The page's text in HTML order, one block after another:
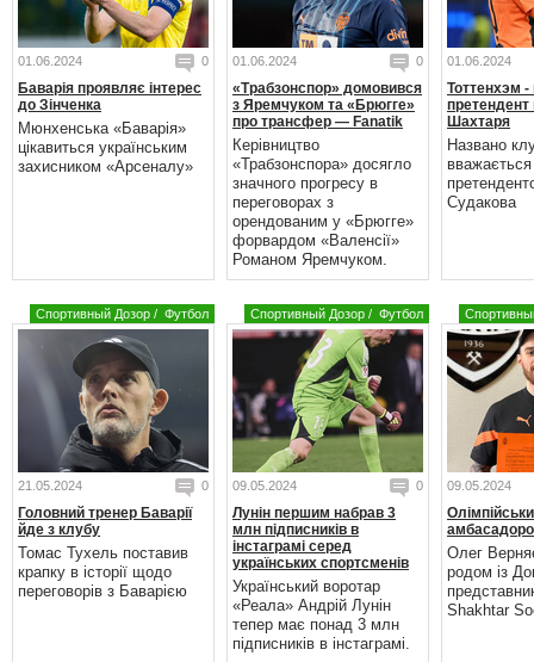
01.06.2024 0
Баварія проявляє інтерес
до Зінченка
Мюнхенська «Баварія»
цікавиться українським
захисником «Арсеналу»
01.06.2024 0
«Трабзонспор» домовився
з Яремчуком та «Брюгге»
про трансфер — Fanatik
Керівництво
«Трабзонспора» досягло
значного прогресу в
переговорах з
орендованим у «Брюгге»
форвардом «Валенсії»
Романом Яремчуком.
01.06.2024
Тоттенхэм -
претендент
Шахтаря
Названо
Судакова
Спортивный Дозор / Футбол
21.05.2024 0
Головний тренер Баварії
йде з клубу
Томас Тухель поставив
крапку в історії щодо
переговорів з Баварією
Спортивный Дозор / Футбол
09.05.2024 0
Лунін першим набрав 3
млн підписників в
інстаграмі серед
українських спортсменів
Український воротар
«Реала» Андрій Лунін
тепер має понад 3 млн
підписників в інстаграмі.
09.05.2024
Олег
родом із
Shakhtar